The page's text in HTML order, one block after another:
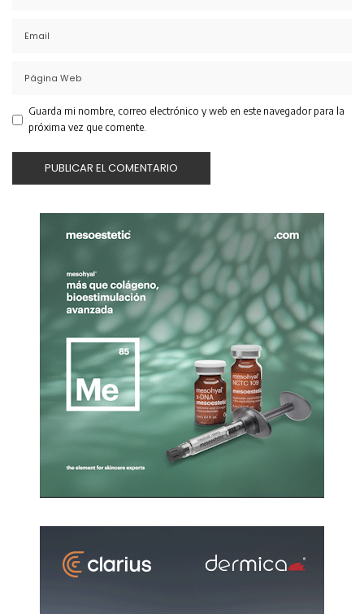
Guarda mi nombre, correo electrónico y web en este navegador para la
próxima vez que comente.